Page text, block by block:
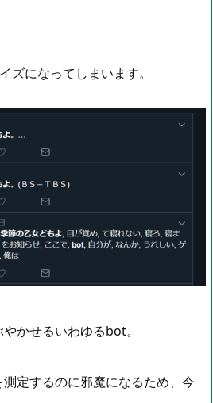
ズになってしまいます。
かせるいわゆるbot。
定するのに邪魔になるため、今